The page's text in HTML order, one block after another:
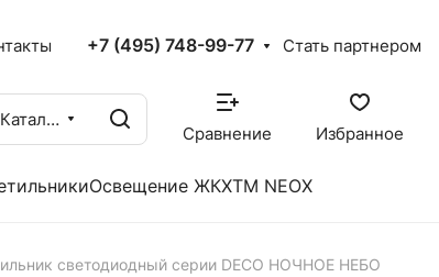
+7 (495) 748-99-77 Стать партнером
Каталог
Сравнение Избранное
Освещение ЖКХTM NEOX
светодиодный серии DECO НОЧНОЕ НЕБО